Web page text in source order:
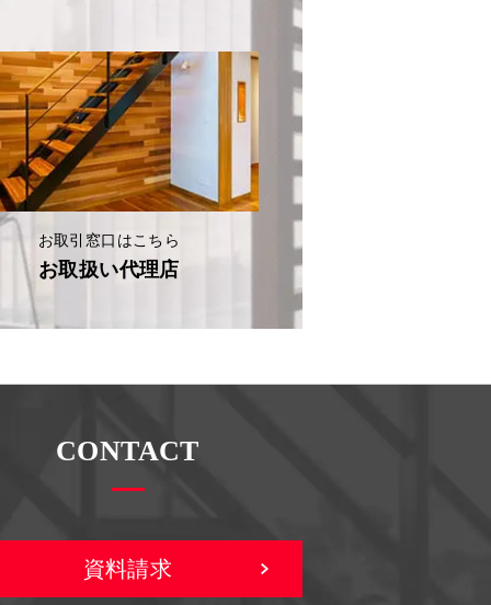
お取引窓口はこちら
お取扱い代理店
CONTACT
資料請求